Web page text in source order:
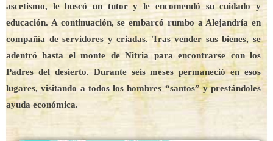
ascetismo, le buscó un tutor y le encomendó su cuidado y
educación. A continuación, se embarcó rumbo a Alejandría en
compañía de servidores y criadas. Tras vender sus bienes, se
adentró hasta el monte de Nitria para encontrarse con los
Padres del desierto. Durante seis meses permaneció en esos
lugares, visitando a todos los hombres “santos” y prestándoles
ayuda económica.